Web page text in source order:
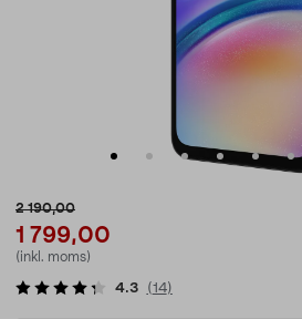
2 190,00
1 799,00
(inkl. moms)
4.3 (14)